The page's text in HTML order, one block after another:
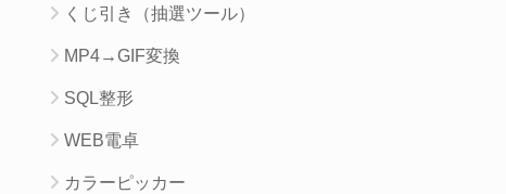
くじ引き（抽選ツール）
MP4→GIF変換
SQL整形
WEB電卓
カラーピッカー